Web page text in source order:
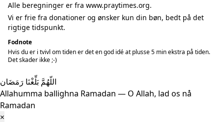
Alle beregninger er fra www.praytimes.org.
Vi er frie fra donationer og ønsker kun din bøn, bedt på det
rigtige tidspunkt.
Fodnote
Hvis du er i tvivl om tiden er det en god idé at plusse 5 min ekstra på tiden.
Det skader ikke ;-)
اللّهُمَّ بَلِّغْنَا رَمَضَان
Allahumma ballighna Ramadan — O Allah, lad os nå
Ramadan
×